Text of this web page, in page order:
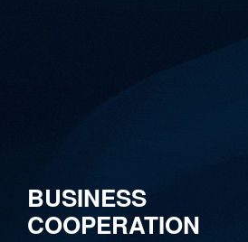
BUSINESS
COOPERATION